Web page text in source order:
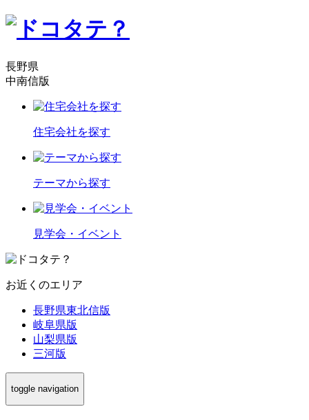
長野県
中南信版
住宅会社を探す
テーマから探す
見学会・イベント
お近くのエリア
長野県東北信版
岐阜県版
山梨県版
三河版
toggle navigation